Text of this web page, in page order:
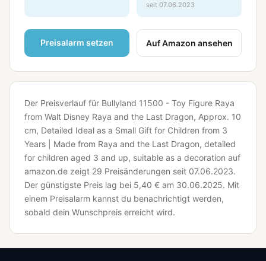
seit 07.06.2023
Preisalarm setzen Auf Amazon ansehen
Der Preisverlauf für Bullyland 11500 - Toy Figure Raya
from Walt Disney Raya and the Last Dragon, Approx. 10
cm, Detailed Ideal as a Small Gift for Children from 3
Years | Made from Raya and the Last Dragon, detailed
for children aged 3 and up, suitable as a decoration auf
amazon.de zeigt 29 Preisänderungen seit 07.06.2023.
Der günstigste Preis lag bei 5,40 € am 30.06.2025. Mit
einem Preisalarm kannst du benachrichtigt werden,
sobald dein Wunschpreis erreicht wird.